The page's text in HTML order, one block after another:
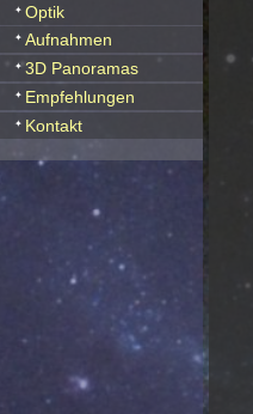
Optik
Aufnahmen
3D Panoramas
Empfehlungen
Kontakt